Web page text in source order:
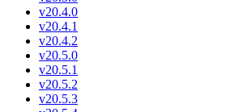
v20.4.0
v20.4.1
v20.4.2
v20.5.0
v20.5.1
v20.5.2
v20.5.3